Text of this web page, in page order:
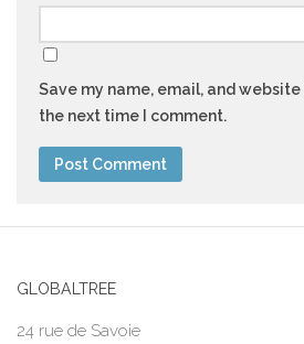
Save my name, email, and
the next time I comment.
GLOBALTREE
24 rue de Savoie